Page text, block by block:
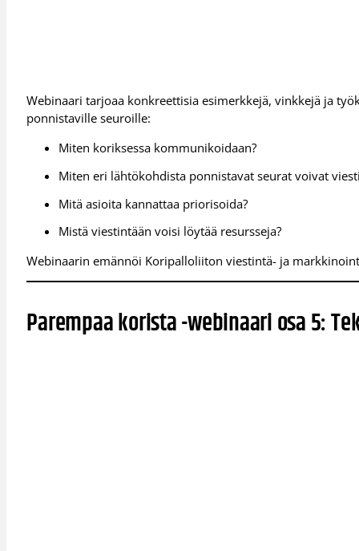
Webinaari tarjoaa konkreettisia esimerkkejä, vinkkejä ja
ponnistaville seuroille:
Miten koriksessa kommunikoidaan?
Miten eri lähtökohdista ponnistavat seurat voivat
Mitä asioita kannattaa priorisoida?
Mistä viestintään voisi löytää resursseja?
Webinaarin emännöi Koripalloliiton viestintä- ja
Parempaa korista -webinaari osa 5: